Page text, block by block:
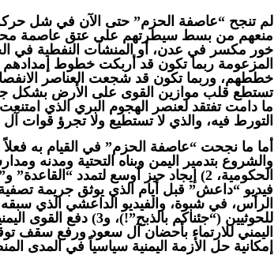
لم تنجح “عاصفة الحزم” حتى الآن في شل حركة
منعهم من بسط سيطرتهم على عتق عاصمة
خور مكسر في عدن، أو المنشآت النفطية في
المزعومة ربما تكون قد أربكت خطوط إمدادهم
خططهم، وربما تكون قد شجعت العناصر
تستطع قلب موازين القوى على الأرض بشكل
ما دامت تفتقد لعنصر الهجوم البري الذي
التورط فيه، والذي لا تستطيع ولا تجرؤ
والشروع بتدمير اليمن وبناه التحتية ومدنه
الحكومية، 2) إيجاد حيز أوسع لتمدد
الرأس، في شبوة، والفيديو الداعشي الذي سبقه
للحوثيين (“جئناكم
اليمني للارتماء بأحضان آل سعود ورفع سقف
إمكانية حل الأزمة اليمنية سياسياً في المدى